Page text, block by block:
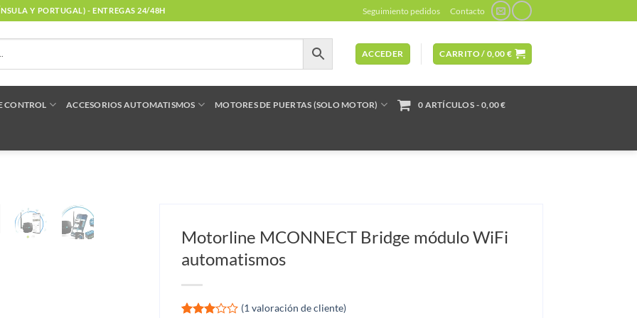
Y PORTUGAL) - ENTREGAS 24/48H Seguimiento pedidos Contacto
ACCEDER CARRITO / 0,00 €
CONTROL ACCESORIOS AUTOMATISMOS MOTORES DE PUERTAS (SOLO MOTOR) 0 ARTÍCULOS 0,00 €
Motorline MCONNECT Bridge módulo WiFi
automatismos
(1valoración de cliente)